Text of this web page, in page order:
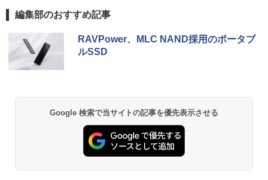
編集部のおすすめ記事
RAVPower、MLC NAND採用のポータブ
ルSSD
Google 検索で当サイトの記事を優先表示させる